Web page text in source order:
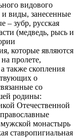
видового
и виды, занесенные
– зубр, русская
(медведь, рысь и
которые являются
пролете,
также скопления
о
со
родины:
Отечественной
монастырь
ставропигиальная